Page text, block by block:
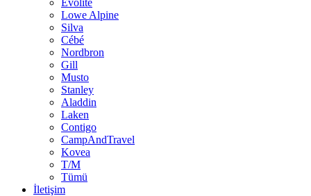
Evolite
Lowe Alpine
Silva
Cébé
Nordbron
Gill
Musto
Stanley
Aladdin
Laken
Contigo
CampAndTravel
Kovea
T/M
Tümü
İletişim